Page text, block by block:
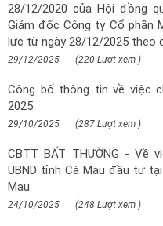
28/12/2020 của Hội đồng
Giám đốc Công ty Cổ phần
lực từ ngày 28/12/2025 theo
29/12/2025 (220 Lượt xem )
Công bố thông tin về việc
2025
29/10/2025 (287 Lượt xem )
CBTT BẤT THƯỜNG - Về
UBND tỉnh Cà Mau đầu tư
Mau
24/10/2025 (248 Lượt xem )